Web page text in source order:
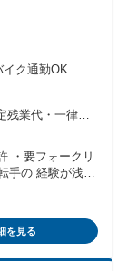
イク通勤OK
残業代・一律手
たり60時間） 固
残業代を支給す
手当金額：あり
評価給
・要フォークリ
方も◎ アル
を見る